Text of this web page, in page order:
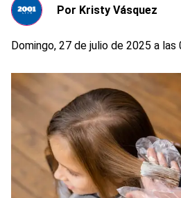
Por Kristy Vásquez
Domingo, 27 de julio de 2025 a las